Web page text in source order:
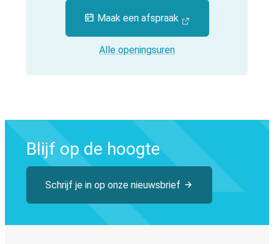
Maak een afspraak
Alle openingsurenBurgerzaken -
Blijf op de hoogte
Schrijf je in op onze nieuwsbrief